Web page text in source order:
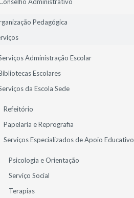
Pedagógica
Administração Escolar
Escolares
da Escola Sede
Refeitório
Papelaria e Reprografia
Serviços Especializados de Apoio Educativo
Psicologia e Orientação
Serviço Social
Terapias